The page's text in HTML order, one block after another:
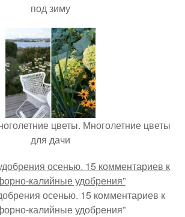
под зиму
цветы. Многолетние цветы
для дачи
осенью. 15 комментариев к
калийные удобрения”